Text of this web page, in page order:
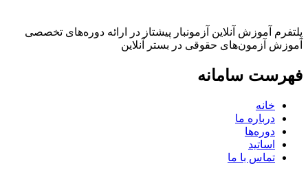
پلتفرم آموزش آنلاین آزمونبار پیشتاز در ارائه دوره‌های تخصصی
آموزش آزمون‌های حقوقی در بستر آنلاین
فهرست سامانه
خانه
درباره ما
دوره‌ها
اساتید
تماس با ما